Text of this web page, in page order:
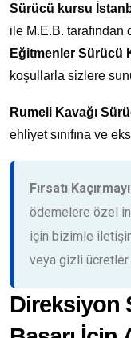
Sürücü kursu
ile M.E.B. tarafından
Eğitmenler Sürücü
koşullarla sizlere
Rumeli Kavağı
ehliyet sınıfına ve
Fırsatı
ödemelere özel
için bizimle
veya gizli
Direksiyon